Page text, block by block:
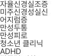
자율신경실조증
미주신경성실신
어지럼증
만성두통
만성피로
청소년 클리닉
ADHD